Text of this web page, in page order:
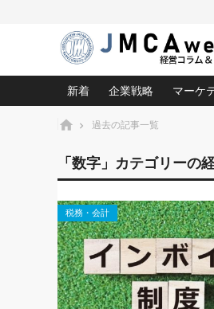
新着
2026.08.7
相談15：銀行がやたらと固定金
利を勧めてきます！やはり固定
がよいのでしょうか！
企業戦略
中小企業の「１位
利益を最大化する
強い会社を築く ビ
日本レーザー「人
(3)
武器としてのM&A
社長のための“儲か
マーケ
ネッ
ビジ
ロング
大復
は(5)
最高
ホーム 過去の記事一覧
「数字」カテゴリーの
税務・会計